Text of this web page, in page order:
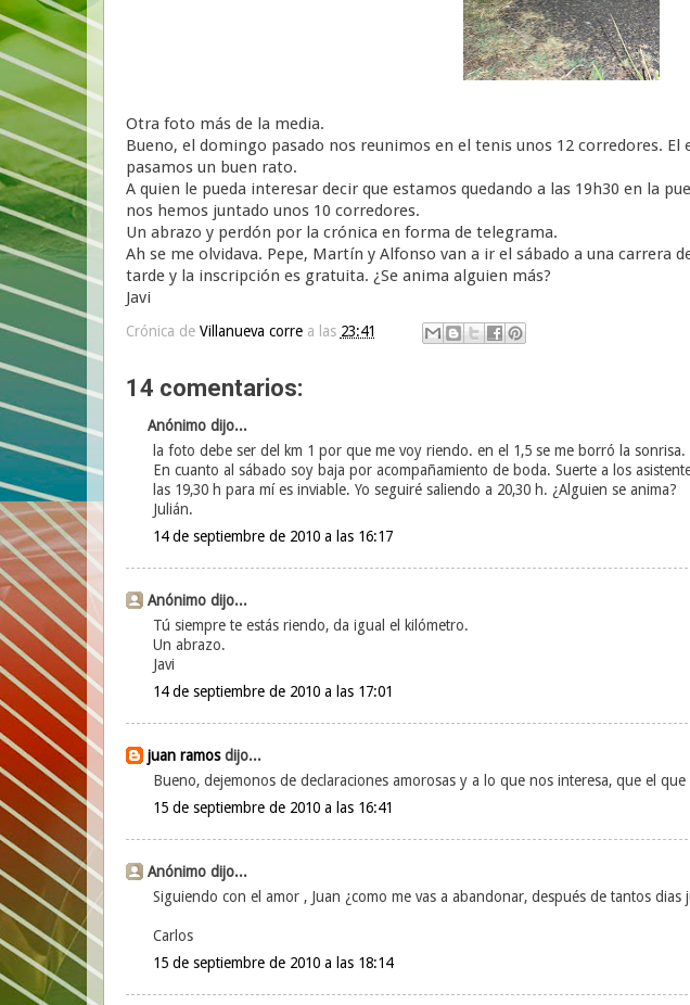
Otra foto más de la media.
Bueno, el domingo pasado nos reunimos en el tenis unos 12 corredores.
pasamos un buen rato.
A quien le pueda interesar decir que estamos quedando a las 19h30 en la
nos hemos juntado unos 10 corredores.
Un abrazo y perdón por la crónica en forma de telegrama.
Ah se me olvidava. Pepe, Martín y Alfonso van a ir el sábado a una carrera
tarde y la inscripción es gratuita. ¿Se anima alguien más?
Javi
Crónica de Villanueva corre a las 23:41
14 comentarios:
Anónimo dijo...
la foto debe ser del km 1 por que me voy riendo. en el 1,5 se me borró la
En cuanto al sábado soy baja por acompañamiento de boda. Suerte a los
las 19,30 h para mí es inviable. Yo seguiré saliendo a 20,30 h. ¿Alguien se anima?
Julián.
14 de septiembre de 2010 a las 16:17
Anónimo dijo...
Tú siempre te estás riendo, da igual el kilómetro.
Un abrazo.
Javi
14 de septiembre de 2010 a las 17:01
juan ramosdijo...
Bueno, dejemonos de declaraciones amorosas y a lo que nos interesa, que el que
15 de septiembre de 2010 a las 16:41
Anónimo dijo...
Siguiendo con el amor , Juan ¿como me vas a abandonar, después de tantos dias
Carlos
15 de septiembre de 2010 a las 18:14